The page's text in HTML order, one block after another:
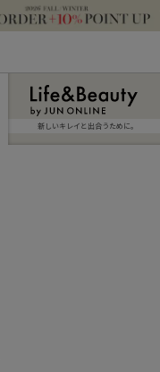
新しいキレイと出合うために。